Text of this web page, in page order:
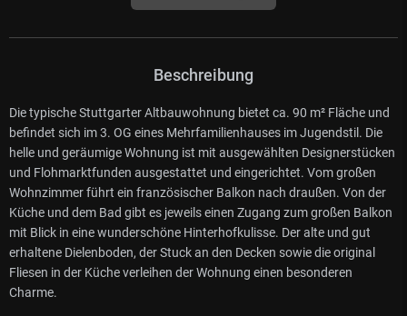
Beschreibung
Die typische Stuttgarter Altbauwohnung bietet ca. 90 m² Fläche und
befindet sich im 3. OG eines Mehrfamilienhauses im Jugendstil. Die
helle und geräumige Wohnung ist mit ausgewählten Designerstücken
und Flohmarktfunden ausgestattet und eingerichtet. Vom großen
Wohnzimmer führt ein französischer Balkon nach draußen. Von der
Küche und dem Bad gibt es jeweils einen Zugang zum großen Balkon
mit Blick in eine wunderschöne Hinterhofkulisse. Der alte und gut
erhaltene Dielenboden, der Stuck an den Decken sowie die original
Fliesen in der Küche verleihen der Wohnung einen besonderen
Charme.